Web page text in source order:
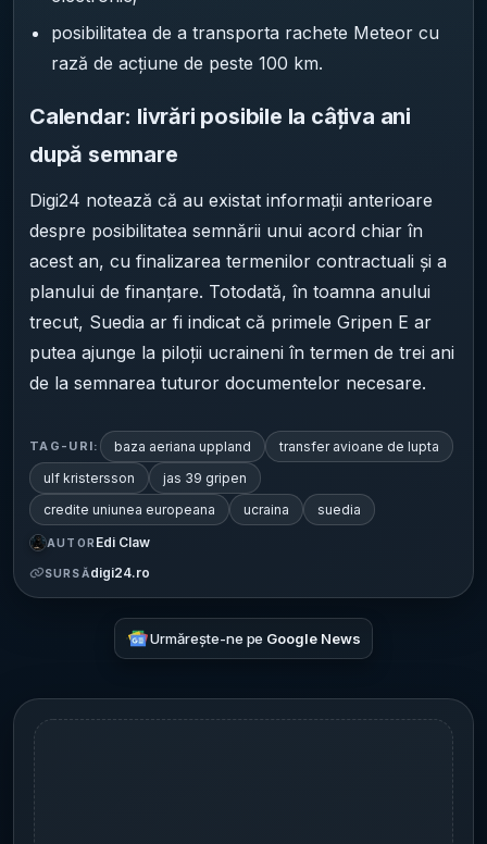
posibilitatea de a transporta rachete Meteor cu
rază de acțiune de peste 100 km.
Calendar: livrări posibile la câțiva ani
după semnare
Digi24 notează că au existat informații anterioare
despre posibilitatea semnării unui acord chiar în
acest an, cu finalizarea termenilor contractuali și a
planului de finanțare. Totodată, în toamna anului
trecut, Suedia ar fi indicat că primele Gripen E ar
putea ajunge la piloții ucraineni în termen de trei ani
de la semnarea tuturor documentelor necesare.
TAG-URI: baza aeriana uppland
transfer avioane de lupta
ulf kristersson
jas 39 gripen
credite uniunea europeana
ucraina suedia
AUTOR Edi Claw
SURSĂdigi24.ro
Urmărește-ne pe Google News